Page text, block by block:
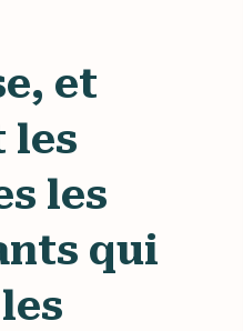
et
les
les
qui